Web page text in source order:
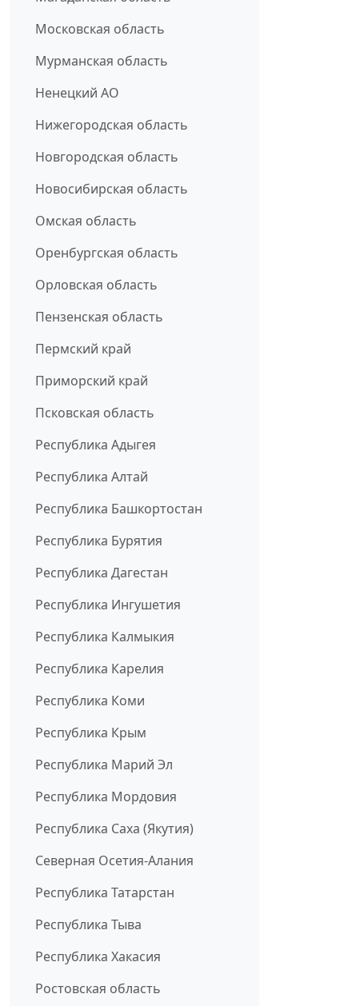
Московская область
Мурманская область
Ненецкий АО
Нижегородская область
Новгородская область
Новосибирская область
Омская область
Оренбургская область
Орловская область
Пензенская область
Пермский край
Приморский край
Псковская область
Республика Адыгея
Республика Алтай
Республика Башкортостан
Республика Бурятия
Республика Дагестан
Республика Ингушетия
Республика Калмыкия
Республика Карелия
Республика Коми
Республика Крым
Республика Марий Эл
Республика Мордовия
Республика Саха (Якутия)
Северная Осетия-Алания
Республика Татарстан
Республика Тыва
Республика Хакасия
Ростовская область